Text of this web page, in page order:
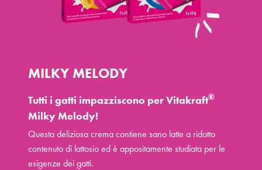
MILKY MELODY
Tutti i gatti impazziscono per Vitakraft®
Milky Melody!
Questa deliziosa crema contiene sano latte a ridotto
contenuto di lattosio ed è appositamente studiata per le
esigenze dei gatti.